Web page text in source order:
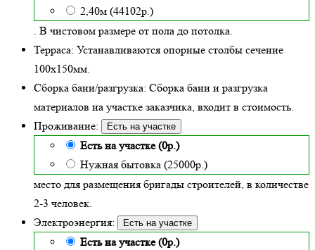
2,40м (44102р.)
. В чистовом размере от пола до потолка.
Терраса: Устанавливаются опорные столбы сечение
100х150мм.
Сборка бани/разгрузка: Сборка бани и разгрузка
материалов на участке заказчика, входит в стоимость.
Проживание:
Есть на участке
Есть на участке (0р.)
Нужная бытовка (25000р.)
место для размещения бригады строителей, в количестве
2-3 человек.
Электроэнергия:
Есть на участке
Есть на участке (0р.)